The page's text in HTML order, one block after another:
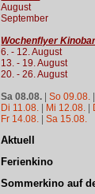
August
September
Wochenflyer
6. - 12. August
13. - 19. August
20. - 26. August
Sa 08.08. |So 09.08. |
Di 11.08. | Mi 12.08. |
Fr 14.08. |Sa 15.08.
Aktuell
Ferienkino
Sommerkino auf